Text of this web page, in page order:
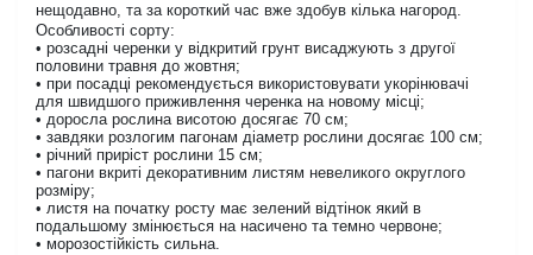
нещодавно, та за короткий час вже здобув кілька нагород.
Особливості сорту:
• розсадні черенки у відкритий грунт висаджують з другої
половини травня до жовтня;
• при посадці рекомендується використовувати укорінювачі
для швидшого приживлення черенка на новому місці;
• доросла рослина висотою досягає 70 см;
• завдяки розлогим пагонам діаметр рослини досягає 100 см;
• річний приріст рослини 15 см;
• пагони вкриті декоративним листям невеликого округлого
розміру;
• листя на початку росту має зелений відтінок який в
подальшому змінюється на насичено та темно червоне;
• морозостійкість сильна.